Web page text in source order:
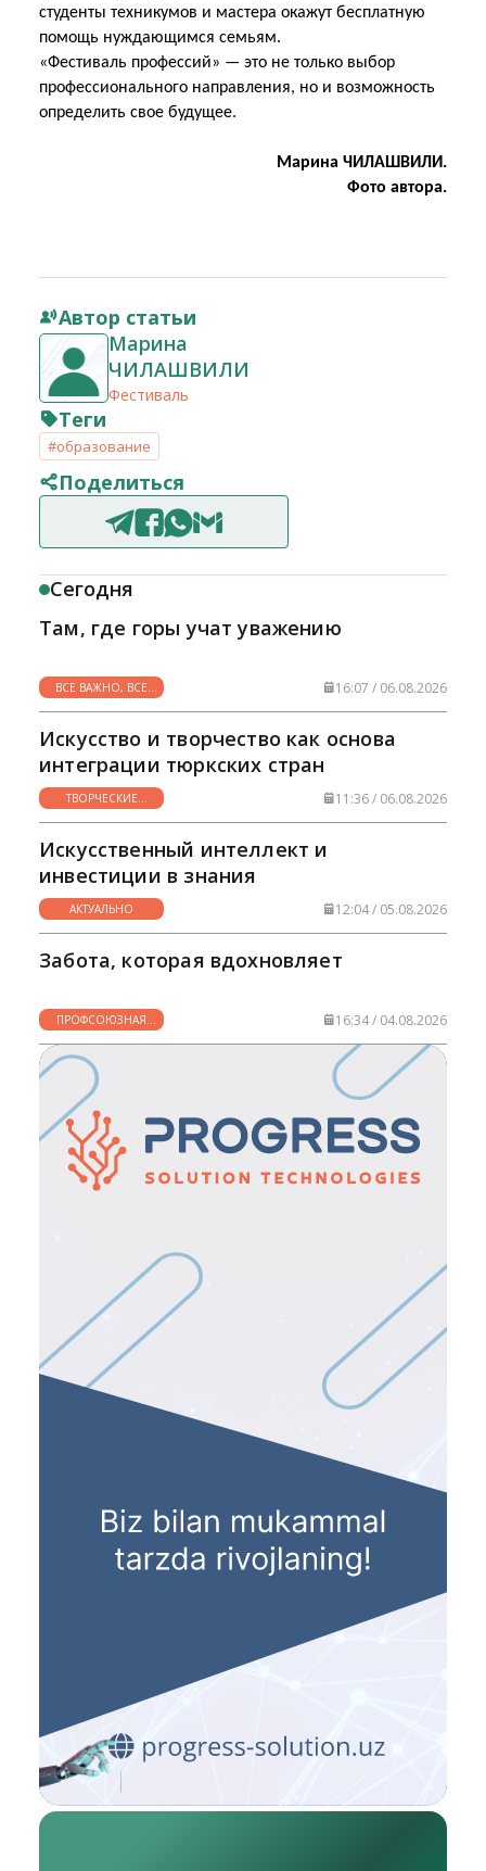
студенты техникумов и мастера окажут бесплатную
помощь нуждающимся семьям.
«Фестиваль профессий» — это не только выбор
профессионального направления, но и возможность
определить свое будущее.
Марина ЧИЛАШВИЛИ.
Фото автора.
Автор статьи
Марина
ЧИЛАШВИЛИ
Фестиваль
Теги
#образование
Поделиться
Сегодня
Там, где горы учат уважению
ВСЕ ВАЖНО, ВСЕ
НУЖНО
16:07 / 06.08.2026
Искусство и творчество как основа
интеграции тюркских стран
ТВОРЧЕСКИЕ
ГОРИЗОНТЫ
11:36 / 06.08.2026
Искусственный интеллект и
инвестиции в знания
АКТУАЛЬНО 12:04 / 05.08.2026
Забота, которая вдохновляет
ПРОФСОЮЗНАЯ
ЖИЗНЬ
16:34 / 04.08.2026